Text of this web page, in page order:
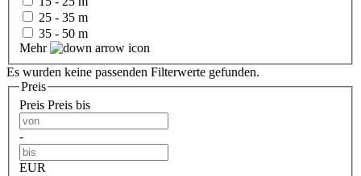
25 - 35 m
35 - 50 m
Mehr
Es wurden keine passenden Filterwerte gefunden.
Preis
Preis Preis bis
-
EUR